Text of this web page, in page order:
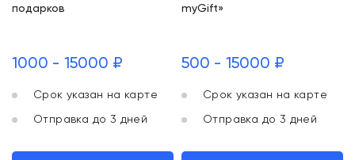
подарков
1000 - 15000 ₽
Срок указан на карте
Отправка до 3 дней
myGift»
500 - 15000 ₽
Срок указан на карте
Отправка до 3 дней